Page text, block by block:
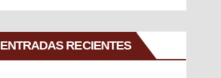
ENTRADAS RECIENTES